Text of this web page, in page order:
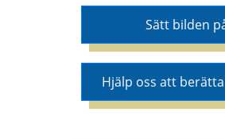
Sätt bilden
Hjälp oss att